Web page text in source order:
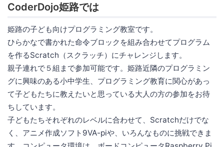
CoderDojo姫路では
姫路の子ども向けプログラミング教室です。
ひらかなで書かれた命令ブロックを組み合わせてプログラム
を作るScratch（スクラッチ）にチャレンジします。
親子連れで５組まで参加可能です。姫路近隣のプログラミン
グに興味のある小中学生、プログラミング教育に関心があっ
て子どもたちに教えたいと思っている大人の方の参加をお待
ちしています。
子どもたちそれぞれのレベルに合わせて、Scratchだけでな
く、アニメ作成ソフト9VA-piや、いろんなものに挑戦できま